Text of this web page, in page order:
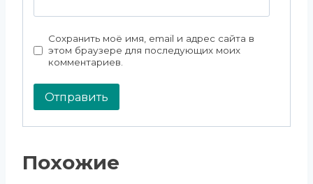
Сохранить моё имя, email и адрес сайта в
этом браузере для последующих моих
комментариев.
Похожие